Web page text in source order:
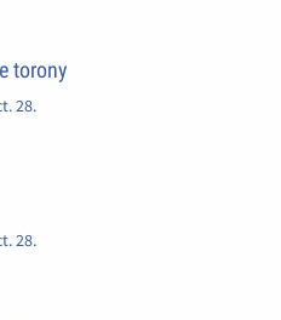
torony
28.
28.